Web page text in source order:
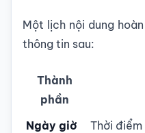
Một lịch nội dung
thông tin sau:
Thành
phần
Ngày giờ
Thời